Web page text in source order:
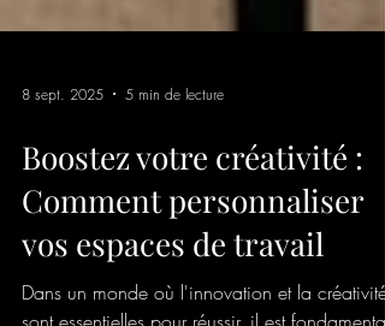
8 sept. 2025 5 min de lecture
Boostez votre créativité :
Comment personnaliser
vos espaces de travail